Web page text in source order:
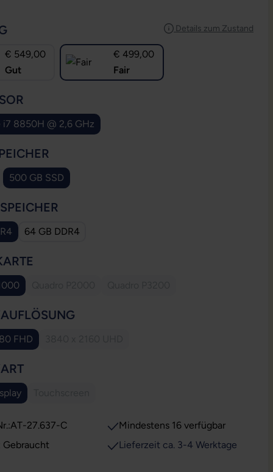
Details zum Zustand
€ 549,00
Gut
€ 499,00
Fair
i7 8850H @ 2,6 GHz
Option ist zurzeit nicht verfügbar.)
500 GB SSD
64 GB DDR4
FHD
AUSWÄHLEN
AT-27.637-C
Gebraucht
Mindestens 16 verfügbar
Lieferzeit ca. 3-4 Werktage